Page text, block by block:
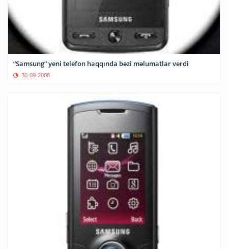
“Samsung” yeni telefon haqqında bəzi məlumatlar verdi
30-09-2008